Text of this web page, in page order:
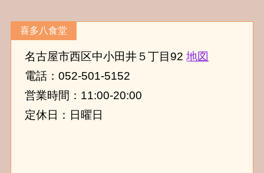
喜多八食堂
名古屋市西区中小田井５丁目92地図
電話：052-501-5152
営業時間：11:00-20:00
定休日：日曜日